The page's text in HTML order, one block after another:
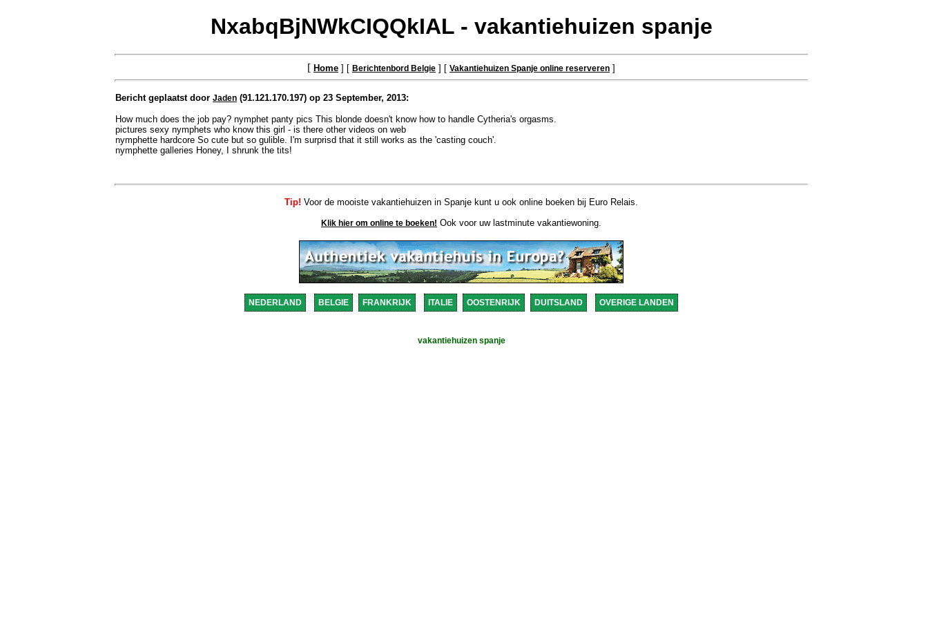
NxabqBjNWkCIQQkIAL - vakantiehuizen spanje
[ Home ] [ Berichtenbord Belgie ] [ Vakantiehuizen Spanje online reserveren ]
Bericht geplaatst door Jaden (91.121.170.197) op 23 September, 2013:
How much does the job pay? nymphet panty pics This blonde doesn't know how to handle Cytheria's orgasms.
pictures sexy nymphets who know this girl - is there other videos on web
nymphette hardcore So cute but so gulible. I'm surprisd that it still works as the 'casting couch'.
nymphette galleries Honey, I shrunk the tits!
Tip! Voor de mooiste vakantiehuizen in Spanje kunt u ook online boeken bij Euro Relais.
Klik hier om online te boeken! Ook voor uw lastminute vakantiewoning.
NEDERLAND BELGIE FRANKRIJK ITALIE OOSTENRIJK DUITSLAND OVERIGE LANDEN
vakantiehuizen spanje